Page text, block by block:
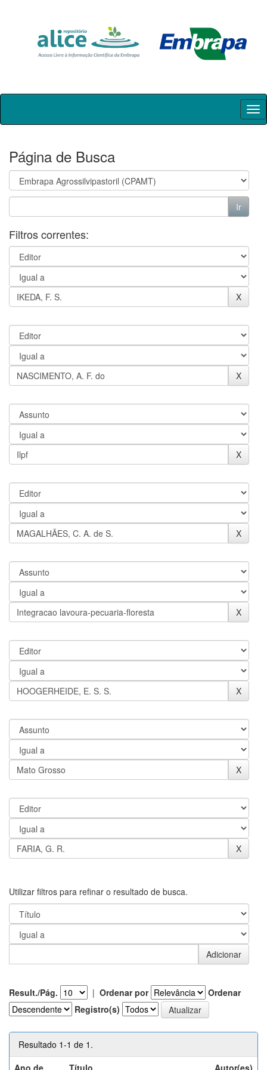
Skip
Página de Busca
Filtros correntes:
Utilizar filtros para refinar o resultado de busca.
Result./Pág. | Ordenar por
Ordenar
Registro(s)
Resultado 1-1 de 1.
Ano de
Título Autor(es)